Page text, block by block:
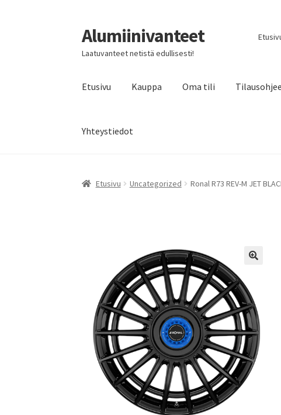
Siirry
navigointiin
Siirry
sisältöön
Alumiinivanteet
Laatuvanteet netistä edullisesti!
Etusivu Kauppa Oma tili
Yhteystiedot
Etusivu Uncategorized Ronal R73 REV-M JET